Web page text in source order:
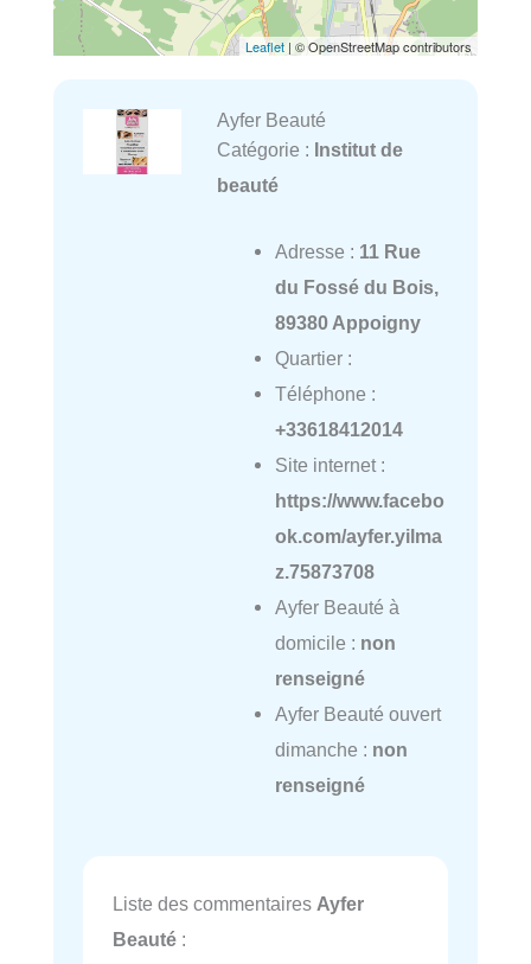
Leaflet | © OpenStreetMap contributors
Ayfer Beauté
Catégorie : Institut de
beauté
Adresse : 11 Rue
du Fossé du Bois,
89380 Appoigny
Quartier :
Téléphone :
+33618412014
Site internet :
https://www.facebo
ok.com/ayfer.yilma
z.75873708
Ayfer Beauté à
domicile : non
renseigné
Ayfer Beauté ouvert
dimanche : non
renseigné
Liste des commentaires Ayfer
Beauté :